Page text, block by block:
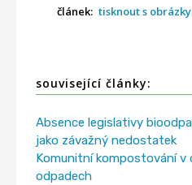
článek: tisknout s obrázky
související články:
Absence legislativy
jako závažný nedostatek
Komunitní kompostování v
odpadech